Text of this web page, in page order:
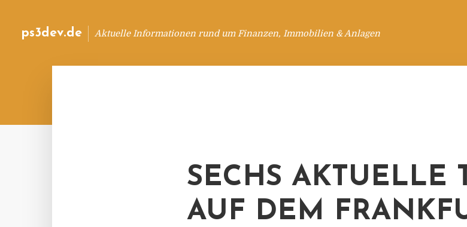
ps3dev.de Aktuelle Informationen rund um Finanzen, Immobilien & Anlagen
SECHS AKTUELLE
AUF DEM